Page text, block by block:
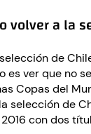
volver a la
de
es ver que no
Copas del
selección de
con dos